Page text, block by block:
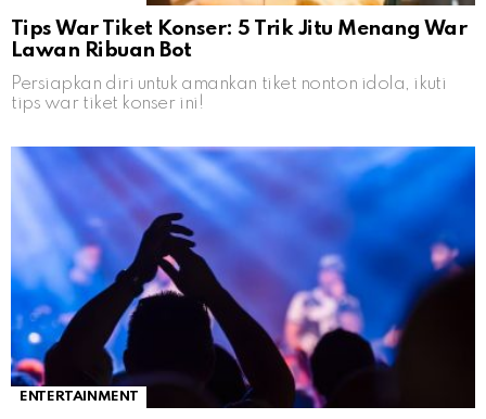
Tips War Tiket Konser: 5 Trik Jitu Menang War
Lawan Ribuan Bot
Persiapkan diri untuk amankan tiket nonton idola, ikuti
tips war tiket konser ini!
ENTERTAINMENT